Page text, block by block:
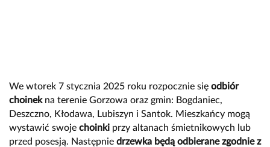
We wtorek 7 stycznia 2025 roku rozpocznie się odbiór
choinekna terenie Gorzowa oraz gmin: Bogdaniec,
Deszczno, Kłodawa, Lubiszyn i Santok. Mieszkańcy mogą
wystawić swoje choinki przy altanach śmietnikowych lub
przed posesją. Następnie drzewka będą odbierane zgodnie z